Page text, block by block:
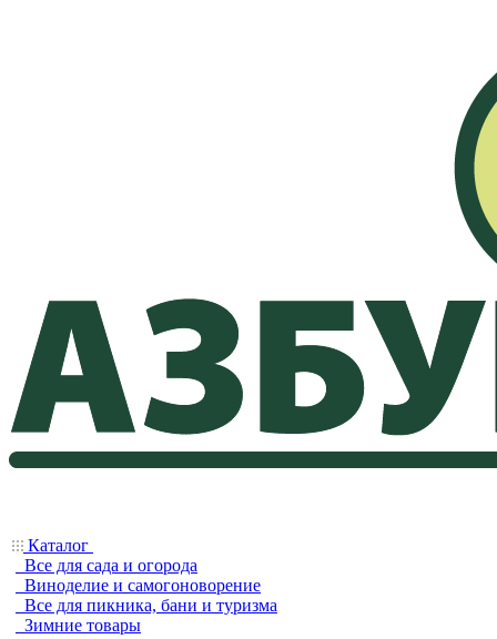
Каталог
Все для сада и огорода
Виноделие и самогоноворение
Все для пикника, бани и туризма
Зимние товары